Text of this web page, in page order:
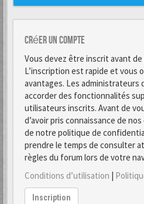
Créer un Compte
Vous devez être inscrit avant
L’inscription est rapide et vous
avantages. Les administrateurs
accorder des fonctionnalités
utilisateurs inscrits. Avant de
d’avoir pris connaissance de
de notre politique de
prendre le temps de consulter
règles du forum lors de votre
Conditions d’utilisation |
Inscription